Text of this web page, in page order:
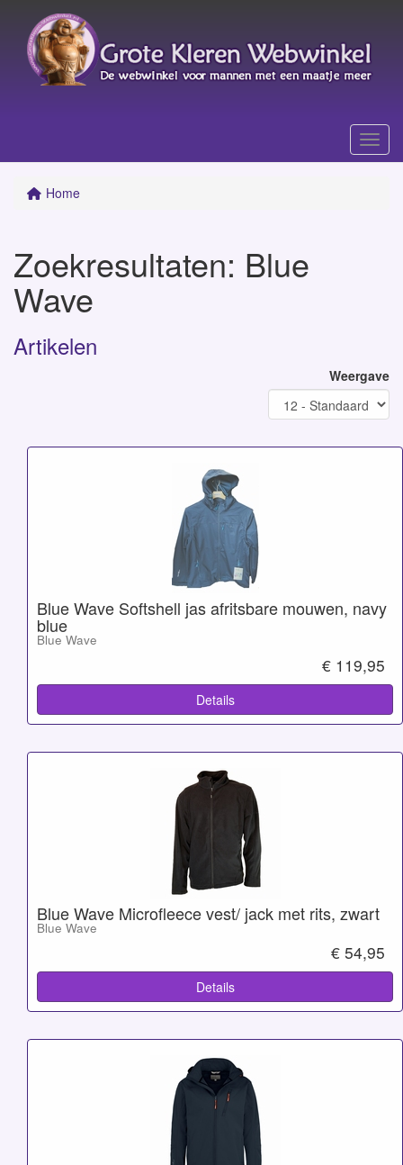
Menu
Home
Zoekresultaten: Blue
Wave
Artikelen
Weergave
Blue Wave Softshell jas afritsbare mouwen, navy
blue
Blue Wave
€ 119,95
Details
Blue Wave Microfleece vest/ jack met rits, zwart
Blue Wave
€ 54,95
Details